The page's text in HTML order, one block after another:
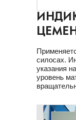
силосах.
указания
уровень